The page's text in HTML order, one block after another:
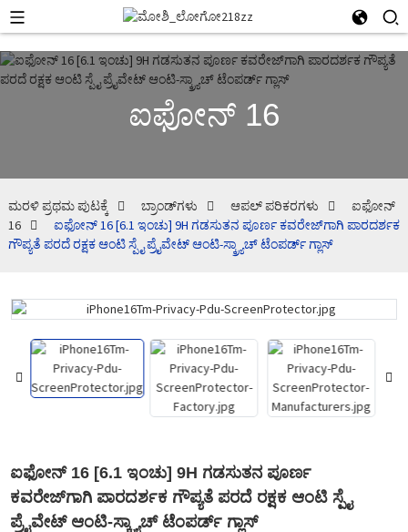
ಐಫೋನ್ 16
ಮರಳಿ ಪ್ರಥಮ ಪುಟಕ್ಕೆ ಬ್ರಾಂಡ್‌ಗಳು ಆಪಲ್ ಪರಿಕರಗಳು
ಐಫೋನ್
16
ಐಫೋನ್ 16 [6.1 ಇಂಚು] 9H ಗಡಸುತನ ಪೂರ್ಣ ಕವರೇಜ್‌ಗಾಗಿ ಪಾರದರ್ಶಕ
ಗೌಪ್ಯತೆ ಪರದೆ ರಕ್ಷಕ ಆಂಟಿ ಸ್ಪೈ ಪ್ರೈವೇಟ್ ಆಂಟಿ-ಸ್ಕ್ರ್ಯಾಚ್ ಟೆಂಪರ್ಡ್ ಗ್ಲಾಸ್
ಐಫೋನ್ 16 [6.1 ಇಂಚು] 9H ಗಡಸುತನ ಪೂರ್ಣ
ಕವರೇಜ್‌ಗಾಗಿ ಪಾರದರ್ಶಕ ಗೌಪ್ಯತೆ ಪರದೆ ರಕ್ಷಕ ಆಂಟಿ ಸ್ಪೈ
ಪ್ರೈವೇಟ್ ಆಂಟಿ-ಸ್ಕ್ರ್ಯಾಚ್ ಟೆಂಪರ್ಡ್ ಗ್ಲಾಸ್